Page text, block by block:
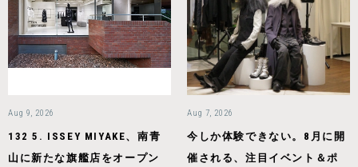
Aug 9, 2026
132 5. ISSEY MIYAKE、南青
山に新たな旗艦店をオープン
Aug 7, 2026
今しか体験できない。8月に開
催される、注目イベント＆ポ